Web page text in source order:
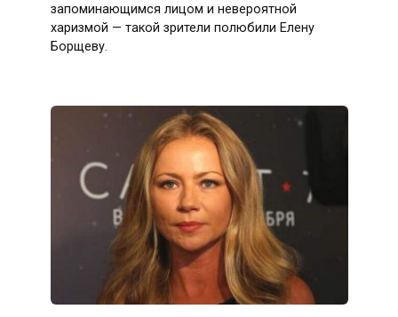
запоминающимся лицом и невероятной
харизмой — такой зрители полюбили Елену
Борщеву.